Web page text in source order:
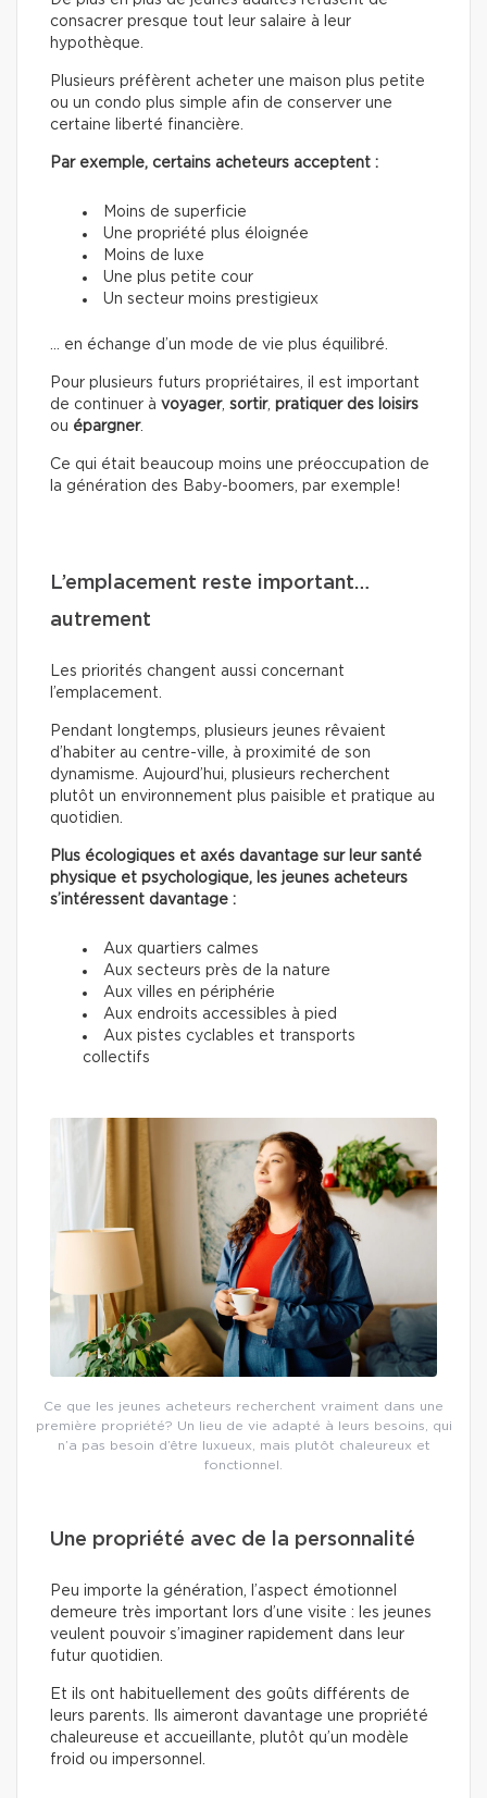
consacrer presque tout leur salaire à leur
hypothèque.
Plusieurs préfèrent acheter une maison plus petite
ou un condo plus simple afin de conserver une
certaine liberté financière.
Par exemple, certains acheteurs acceptent :
Moins de superficie
Une propriété plus éloignée
Moins de luxe
Une plus petite cour
Un secteur moins prestigieux
… en échange d’un mode de vie plus équilibré.
Pour plusieurs futurs propriétaires, il est important
de continuer à voyager, sortir, pratiquer des loisirs
ou épargner.
Ce qui était beaucoup moins une préoccupation de
la génération des Baby-boomers, par exemple!
L’emplacement reste important…
autrement
Les priorités changent aussi concernant
l’emplacement.
Pendant longtemps, plusieurs jeunes rêvaient
d’habiter au centre-ville, à proximité de son
dynamisme. Aujourd’hui, plusieurs recherchent
plutôt un environnement plus paisible et pratique au
quotidien.
Plus écologiques et axés davantage sur leur santé
physique et psychologique, les jeunes acheteurs
s’intéressent davantage :
Aux quartiers calmes
Aux secteurs près de la nature
Aux villes en périphérie
Aux endroits accessibles à pied
Aux pistes cyclables et transports
collectifs
Ce que les jeunes acheteurs recherchent vraiment dans une
première propriété? Un lieu de vie adapté à leurs besoins, qui
n’a pas besoin d’être luxueux, mais plutôt chaleureux et
fonctionnel.
Une propriété avec de la personnalité
Peu importe la génération, l’aspect émotionnel
demeure très important lors d’une visite : les jeunes
veulent pouvoir s’imaginer rapidement dans leur
futur quotidien.
Et ils ont habituellement des goûts différents de
leurs parents. Ils aimeront davantage une propriété
chaleureuse et accueillante, plutôt qu’un modèle
froid ou impersonnel.